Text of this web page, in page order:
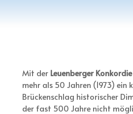
Mit derLeuenberger Konkordie
mehr als 50 Jahren (1973) ein
Brückenschlag historischer
der fast 500 Jahre nicht